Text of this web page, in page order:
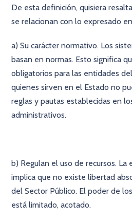
De esta definición, quisiera
se relacionan con lo expresado
a) Su carácter normativo. Los
basan en normas. Esto significa
obligatorios para las entidades
quienes sirven en el Estado no
reglas y pautas establecidas en
administrativos.
b) Regulan el uso de recursos. La
implica que no existe libertad
del Sector Público. El poder de
está limitado, acotado.